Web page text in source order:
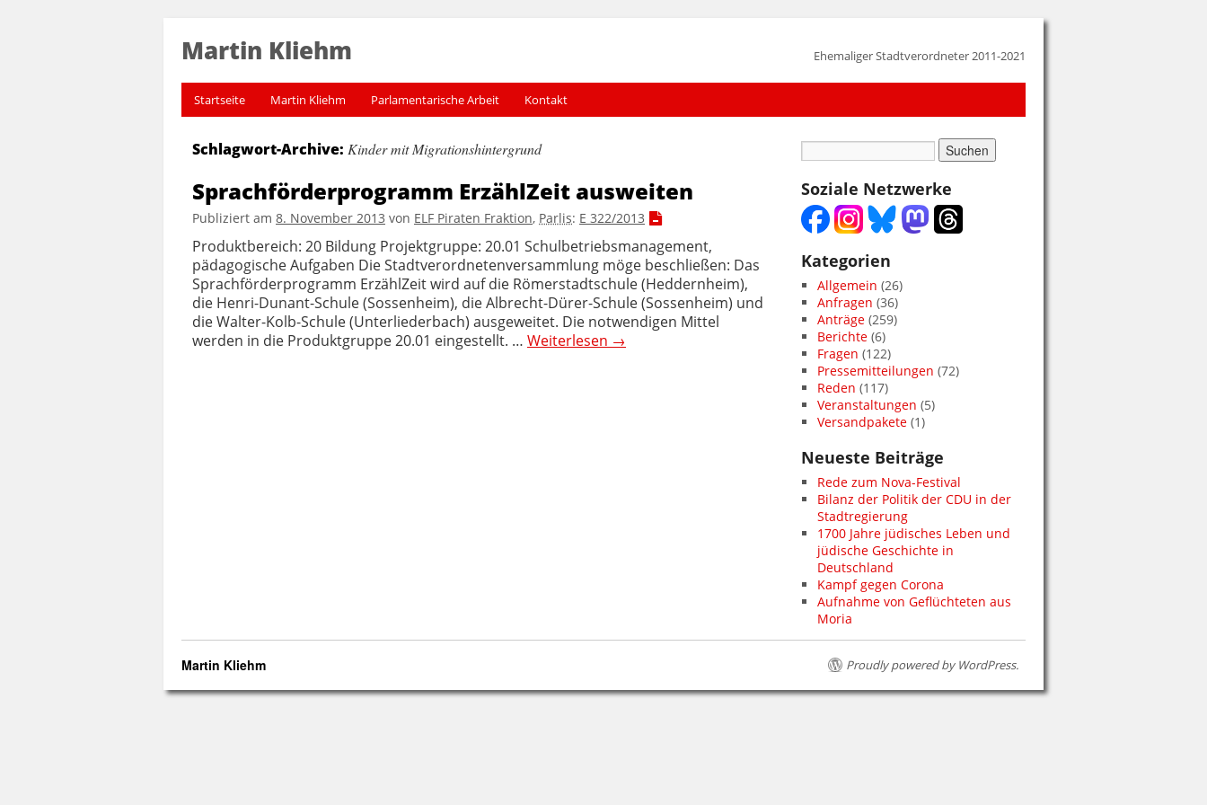
Martin Kliehm Ehemaliger Stadtverordneter 2011-2021
Startseite Martin Kliehm Parlamentarische Arbeit Kontakt
Schlagwort-Archive: Kinder mit Migrationshintergrund
Sprachförderprogramm ErzählZeit ausweiten
Publiziert am 8. November 2013 von ELF Piraten Fraktion, Parlis: E 322/2013
Produktbereich: 20 Bildung Projektgruppe: 20.01 Schulbetriebsmanagement,
pädagogische Aufgaben Die Stadtverordnetenversammlung möge beschließen: Das
Sprachförderprogramm ErzählZeit wird auf die Römerstadtschule (Heddernheim),
die Henri-Dunant-Schule (Sossenheim), die Albrecht-Dürer-Schule (Sossenheim) und
die Walter-Kolb-Schule (Unterliederbach) ausgeweitet. Die notwendigen Mittel
werden in die Produktgruppe 20.01 eingestellt. … Weiterlesen →
Soziale Netzwerke
Kategorien
Allgemein (26)
Anfragen (36)
Anträge (259)
Berichte (6)
Fragen (122)
Pressemitteilungen (72)
Reden (117)
Veranstaltungen (5)
Versandpakete (1)
Neueste Beiträge
Rede zum Nova-Festival
Bilanz der Politik der CDU in der
Stadtregierung
1700 Jahre jüdisches Leben und
jüdische Geschichte in
Deutschland
Kampf gegen Corona
Aufnahme von Geflüchteten aus
Moria
Martin Kliehm Proudly powered by WordPress.